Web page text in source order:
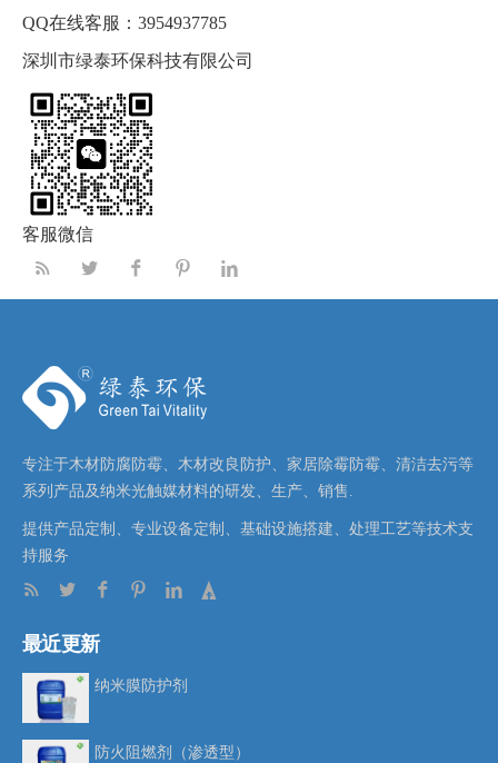
QQ在线客服： 3954937785
深圳市绿泰环保科技有限公司
客服微信
专注于木材防腐防霉、木材改良防护、家居除霉防霉、清洁去污等
系列产品及纳米光触媒材料的研发、生产、销售.
提供产品定制、专业设备定制、基础设施搭建、处理工艺等技术支
持服务
最近更新
纳米膜防护剂
防火阻燃剂（渗透型）